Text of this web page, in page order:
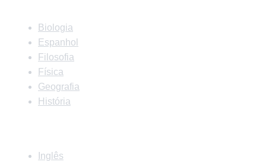
Biologia
Espanhol
Filosofia
Física
Geografia
História
Inglês